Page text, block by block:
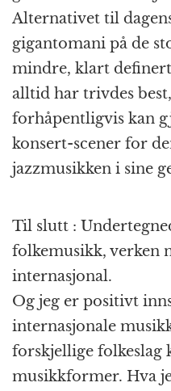
Alternativet til
gigantomani på de
mindre, klart
alltid har trivdes
forhåpentligvis kan
konsert-scener for
jazzmusikken i sine
Til slutt :
folkemusikk, verken
internasjonal.
Og jeg er positivt
internasjonale
forskjellige folkeslag
musikkformer. Hva